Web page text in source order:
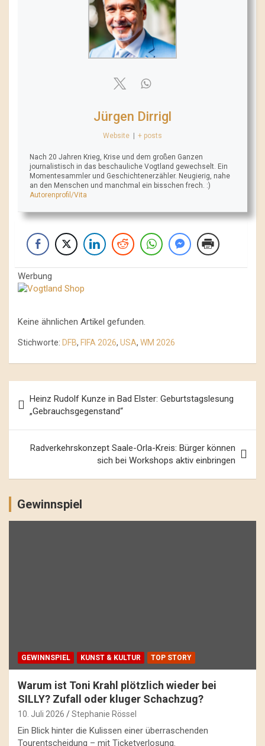
Jürgen Dirrigl
Website + posts
Nach 20 Jahren Krieg, Krise und dem großen Ganzen
journalistisch in das beschauliche Vogtland gewechselt. Ein
Momentesammler und Geschichtenerzähler. Neugierig, nahe
an den Menschen und manchmal ein bisschen frech. :)
Autorenprofil/Vita
Werbung
Keine ähnlichen Artikel gefunden.
Stichworte: DFB, FIFA 2026, USA, WM 2026
Navigation
Heinz Rudolf Kunze in Bad Elster: Geburtstagslesung
„Gebrauchsgegenstand“
Radverkehrskonzept Saale-Orla-Kreis: Bürger können
sich bei Workshops aktiv einbringen
Gewinnspiel
GEWINNSPIEL KUNST & KULTUR TOP STORY
Warum ist Toni Krahl plötzlich wieder bei
SILLY? Zufall oder kluger Schachzug?
10. Juli 2026 Stephanie Rössel
Ein Blick hinter die Kulissen einer überraschenden
Tourentscheidung – mit Ticketverlosung.